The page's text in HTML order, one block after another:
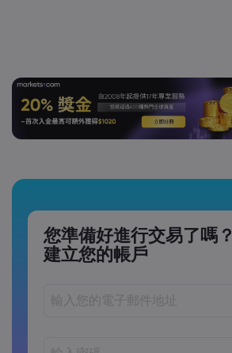
您準備好進行交易了嗎？
建立您的帳戶